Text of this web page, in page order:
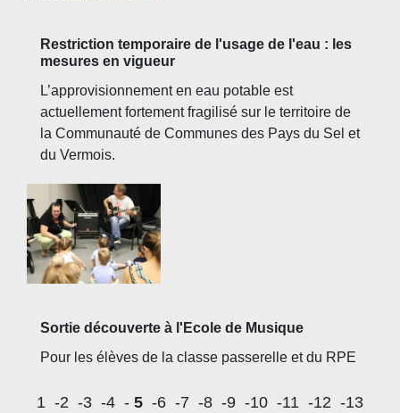
Restriction temporaire de l'usage de l'eau : les
mesures en vigueur
L’approvisionnement en eau potable est
actuellement fortement fragilisé sur le territoire de
la Communauté de Communes des Pays du Sel et
du Vermois.
Sortie découverte à l'Ecole de Musique
Pour les élèves de la classe passerelle et du RPE
1 -2 -3 -4 - 5 -6 -7 -8 -9 -10 -11 -12 -13